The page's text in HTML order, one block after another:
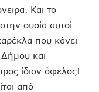
Και το
ουσία αυτοί
που κάνει
και
ίδιον όφελος!
από